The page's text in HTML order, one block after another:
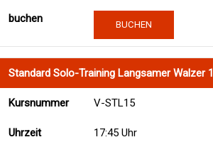
BUCHEN
Standard Solo-Training Langsamer Walzer 1
V-STL15
17:45 Uhr